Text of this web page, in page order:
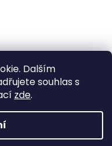
Dalším
souhlas s
zde.